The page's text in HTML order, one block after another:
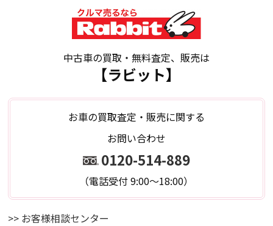
中古車の買取・無料査定、販売は
【ラビット】
お車の買取査定・販売に関する
お問い合わせ
0120-514-889
（電話受付 9:00～18:00）
>> お客様相談センター